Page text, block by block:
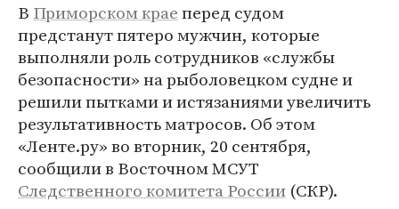
В Приморском краеперед судом
предстанут пятеро мужчин, которые
выполняли роль сотрудников «службы
безопасности» на рыболовецком судне и
решили пытками и истязаниями увеличить
результативность матросов. Об этом
«Ленте.ру» во вторник, 20 сентября,
сообщили в Восточном МСУТ
Следственного комитета России (СКР).